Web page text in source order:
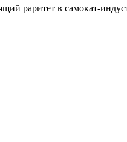
раритет в самокат-